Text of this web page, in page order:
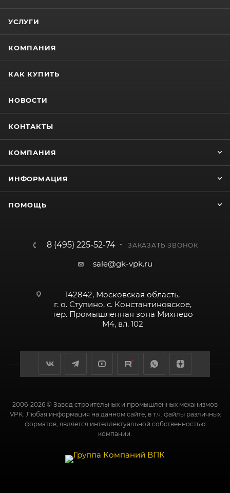
УСЛУГИ
КОМПАНИЯ
КАК КУПИТЬ
НОВОСТИ
КОНТАКТЫ
КОМПАНИЯ
ИНФОРМАЦИЯ
ПОМОЩЬ
8 (495) 225-52-74 ЗАКАЗАТЬ ЗВОНОК
sale@gk-vpk.ru
142842, Московская область,
г. о. Ступино, с. Константиновское,
тер. Промышленная зона Михнево
М4, вл. 102
2006-2026 © Завод строительных и промышленных механизмов
VPK. Любая информация на данном сайте, в т.ч. файлы различных
форматов, является интеллектуальной собственностью
компании.